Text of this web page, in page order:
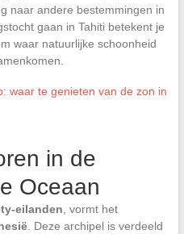
naar andere bestemmingen in
gaan in Tahiti betekent je
waar natuurlijke schoonheid
waar te genieten van de zon in
in de
Oceaan
eilanden , vormt het
. Deze archipel is verdeeld